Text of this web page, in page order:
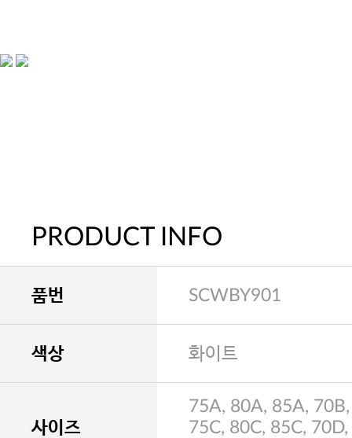
PRODUCT INFO
품번 SCWBY901
색상 화이트
사이즈
75A, 80A, 85A,
75C, 80C, 85C,